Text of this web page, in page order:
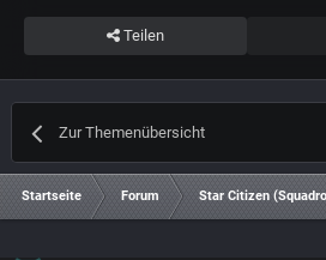
Teilen
Zur Themenübersicht
Startseite Forum Star Citizen